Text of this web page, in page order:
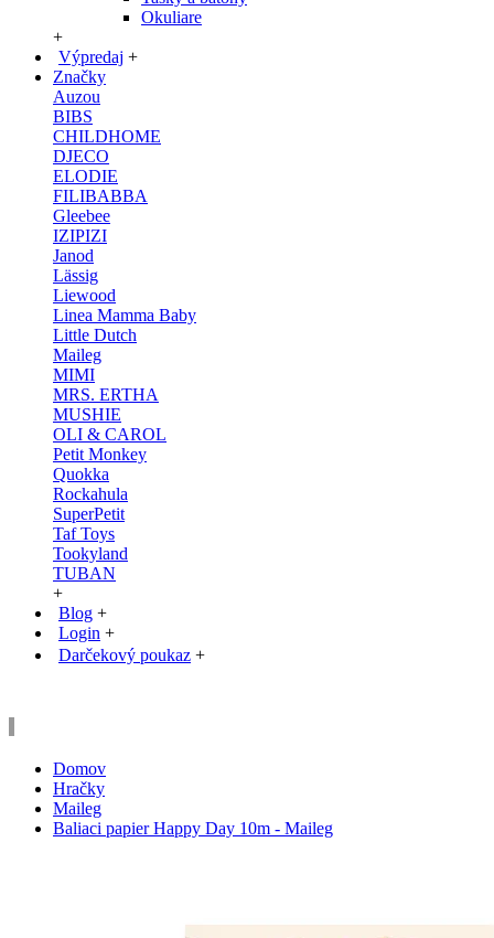
Okuliare
+
Výpredaj +
Značky
Auzou
BIBS
CHILDHOME
DJECO
ELODIE
FILIBABBA
Gleebee
IZIPIZI
Janod
Lässig
Liewood
Linea Mamma Baby
Little Dutch
Maileg
MIMI
MRS. ERTHA
MUSHIE
OLI & CAROL
Petit Monkey
Quokka
Rockahula
SuperPetit
Taf Toys
Tookyland
TUBAN
+
Blog +
Login +
Darčekový poukaz +
Domov
Hračky
Maileg
Baliaci papier Happy Day 10m - Maileg